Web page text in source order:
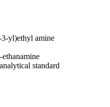
yl)ethyl amine
standard